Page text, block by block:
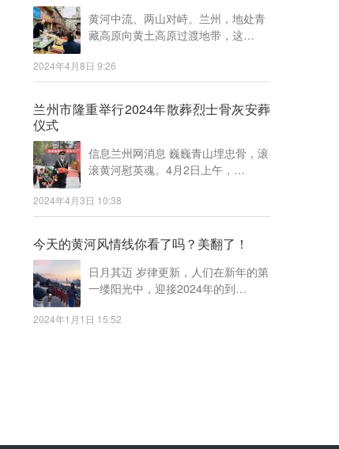
黄河中流、两山对峙。兰州，地处青
藏高原向黄土高原过渡地带，这…
2024年4月8日 9:26
兰州市隆重举行2024年散葬烈士骨灰安葬
仪式
信息兰州网消息 巍巍青山埋忠骨，滚
滚黄河慰英魂。4月2日上午，…
2024年4月3日 10:38
今天的黄河风情线你看了吗？美翻了！
日月其迈 岁律更新，人们在新年的第
一缕阳光中，迎接2024年的到…
2024年1月1日 15:52